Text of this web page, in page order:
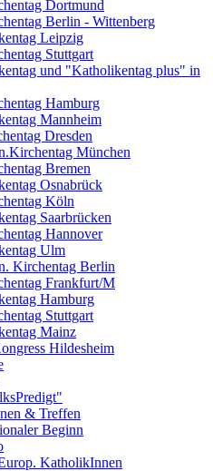
Dortmund
Berlin - Wittenberg
Leipzig
Stuttgart
und "Katholikentag plus" in
Hamburg
Mannheim
Dresden
München
Bremen
Osnabrück
Köln
Saarbrücken
Hannover
Ulm
Kirchentag Berlin
Frankfurt/M
Hamburg
Stuttgart
Mainz
Hildesheim
& Treffen
Beginn
KatholikInnen